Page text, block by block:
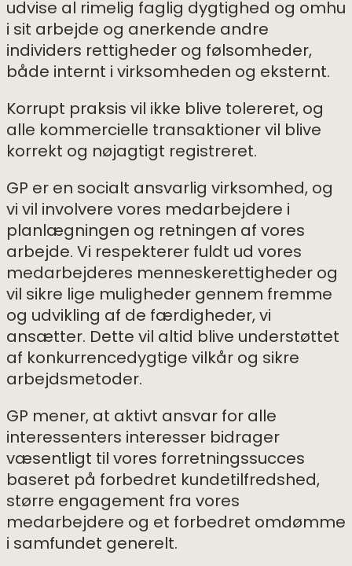
udvise al rimelig faglig dygtighed og omhu
i sit arbejde og anerkende andre
individers rettigheder og følsomheder,
både internt i virksomheden og eksternt.
Korrupt praksis vil ikke blive tolereret, og
alle kommercielle transaktioner vil blive
korrekt og nøjagtigt registreret.
GP er en socialt ansvarlig virksomhed, og
vi vil involvere vores medarbejdere i
planlægningen og retningen af vores
arbejde. Vi respekterer fuldt ud vores
medarbejderes menneskerettigheder og
vil sikre lige muligheder gennem fremme
og udvikling af de færdigheder, vi
ansætter. Dette vil altid blive understøttet
af konkurrencedygtige vilkår og sikre
arbejdsmetoder.
GP mener, at aktivt ansvar for alle
interessenters interesser bidrager
væsentligt til vores forretningssucces
baseret på forbedret kundetilfredshed,
større engagement fra vores
medarbejdere og et forbedret omdømme
i samfundet generelt.